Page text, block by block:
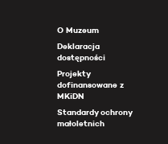
O Muzeum
Deklaracja
dostępności
Projekty
dofinansowane z
MKiDN
Standardy ochrony
małoletnich